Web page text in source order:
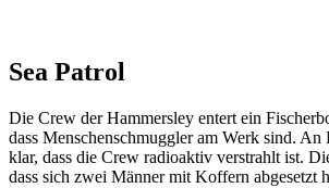
Sea Patrol
Die Crew der Hammersley entert ein
dass Menschenschmuggler am Werk sind.
klar, dass die Crew radioaktiv verstrahlt ist.
dass sich zwei Männer mit Koffern abgesetzt